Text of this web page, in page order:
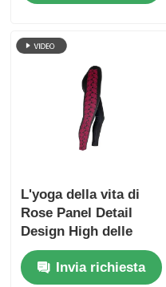
L'yoga della vita di
Rose Panel Detail
Design High delle
donne ansima le
ghette senza cuciture
Invia richiesta